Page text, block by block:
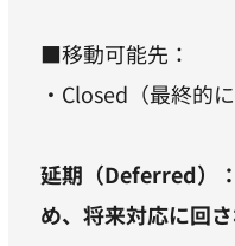
■移動可能先：
・Closed（最終的
延期（Deferred）
め、将来対応に回さ